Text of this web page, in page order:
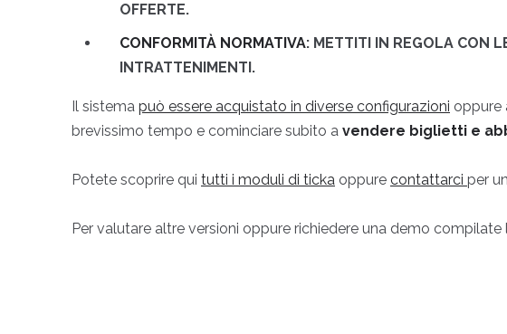
OFFERTE.
CONFORMITÀ NORMATIVA: METTITI IN REGOLA CON
INTRATTENIMENTI.
Il sistema può essere acquistato in diverse configurazioni oppure
brevissimo tempo e cominciare subito a vendere biglietti e
Potete scoprire qui tutti i moduli di ticka oppure contattarci per
Per valutare altre versioni oppure richiedere una demo compilate